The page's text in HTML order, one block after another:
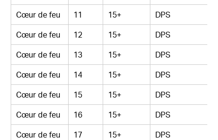
Cœur de feu
11 15+
DPS
Cœur de feu
12 15+
DPS
Cœur de feu
13 15+
DPS
Cœur de feu
14 15+
DPS
Cœur de feu
15 15+
DPS
Cœur de feu
16 15+
DPS
Cœur de feu
17 15+
DPS